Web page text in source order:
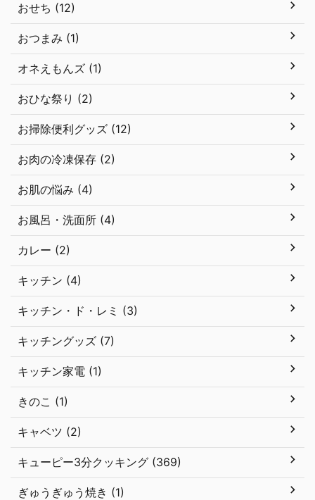
おせち (12)
おつまみ (1)
オネえもんズ (1)
おひな祭り (2)
お掃除便利グッズ (12)
お肉の冷凍保存 (2)
お肌の悩み (4)
お風呂・洗面所 (4)
カレー (2)
キッチン (4)
キッチン・ド・レミ (3)
キッチングッズ (7)
キッチン家電 (1)
きのこ (1)
キャベツ (2)
キューピー3分クッキング (369)
ぎゅうぎゅう焼き (1)